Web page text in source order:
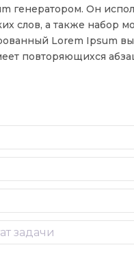
генератором. Он
слов, а также набор
Lorem Ipsum
повторяющихся